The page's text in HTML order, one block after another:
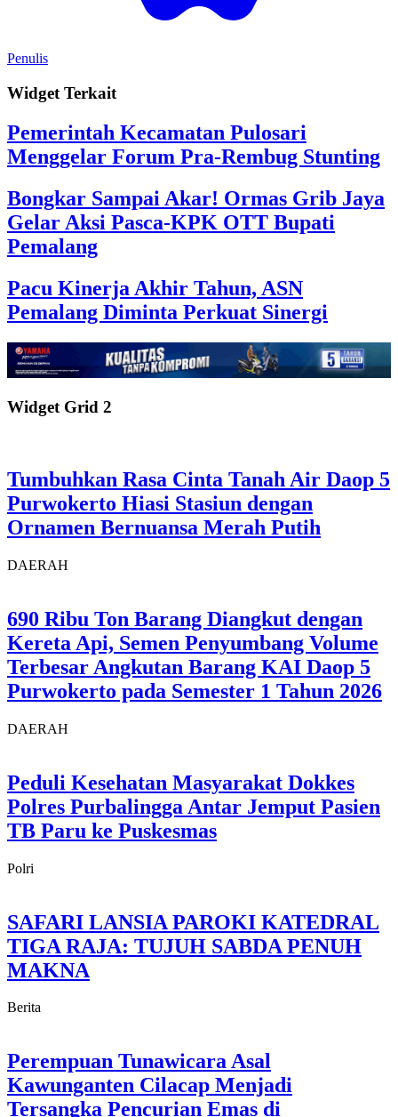
Penulis
Widget Terkait
Pemerintah Kecamatan Pulosari
Menggelar Forum Pra-Rembug Stunting
Bongkar Sampai Akar! Ormas Grib Jaya
Gelar Aksi Pasca-KPK OTT Bupati
Pemalang
Pacu Kinerja Akhir Tahun, ASN
Pemalang Diminta Perkuat Sinergi
Widget Grid 2
Tumbuhkan Rasa Cinta Tanah Air Daop 5
Purwokerto Hiasi Stasiun dengan
Ornamen Bernuansa Merah Putih
DAERAH
690 Ribu Ton Barang Diangkut dengan
Kereta Api, Semen Penyumbang Volume
Terbesar Angkutan Barang KAI Daop 5
Purwokerto pada Semester 1 Tahun 2026
DAERAH
Peduli Kesehatan Masyarakat Dokkes
Polres Purbalingga Antar Jemput Pasien
TB Paru ke Puskesmas
Polri
SAFARI LANSIA PAROKI KATEDRAL
TIGA RAJA: TUJUH SABDA PENUH
MAKNA
Berita
Perempuan Tunawicara Asal
Kawunganten Cilacap Menjadi
Tersangka Pencurian Emas di